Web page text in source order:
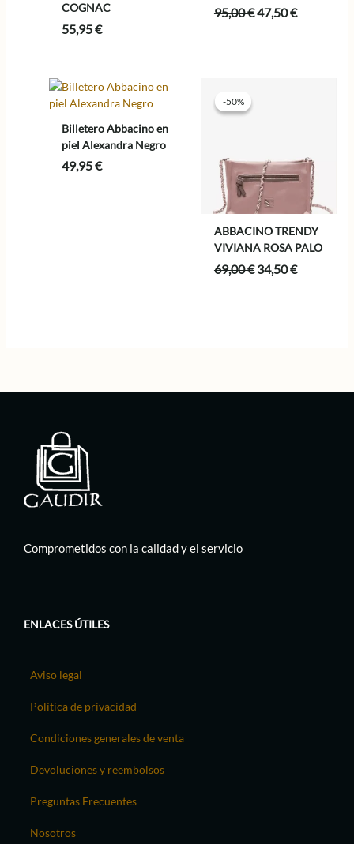
COGNAC
55,95€
95,00€El
47,50€El
47,50 €.
Billetero Abbacino en
piel Alexandra Negro
49,95€
-50%
-50%
ABBACINO TRENDY
VIVIANA ROSA PALO
69,00€ El
34,50€El
Comprometidos con la calidad y el servicio
ENLACES ÚTILES
Aviso legal
Política de privacidad
Condiciones generales de venta
Devoluciones y reembolsos
Preguntas Frecuentes
Nosotros